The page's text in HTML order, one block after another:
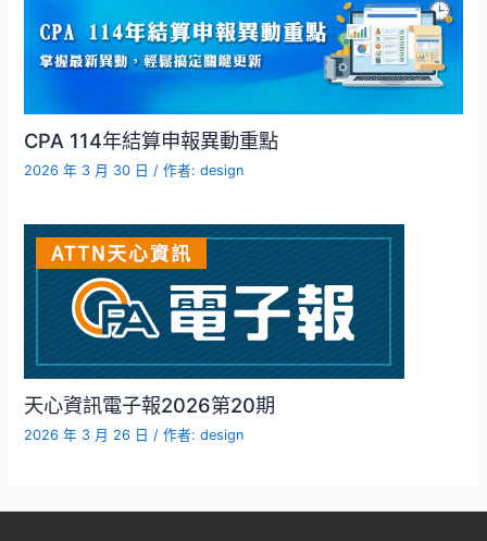
CPA 114年結算申報異動重點
2026 年 3 月 30 日 / 作者:design
天心資訊電子報2026第20期
2026 年 3 月 26 日/ 作者:design